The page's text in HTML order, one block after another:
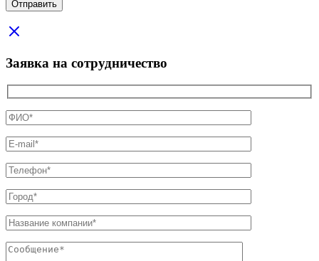
Заявка на сотрудничество